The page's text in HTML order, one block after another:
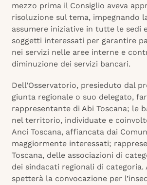
mezzo prima il Consiglio aveva
risoluzione sul tema, impegnando
assumere iniziative in tutte le sedi
soggetti interessati per garantire
nei servizi nelle aree interne e
diminuzione dei servizi bancari.
Dell’Osservatorio, presieduto dal
giunta regionale o suo delegato,
rappresentante di Abi Toscana; le
nel territorio, individuate e
Anci Toscana, affiancata dai
maggiormente interessati;
Toscana, delle associazioni di
dei sindacati regionali di categoria.
spetterà la convocazione per